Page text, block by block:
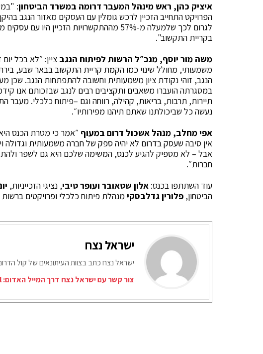
איציק כהן, ראש מינהל המעבר דרומה במשרד הביטחון:
לגרום לכך שלמעלה מ-57% מההתקשרויות הזכיין
בקריית התקשוב".
משה מור יוסף, מנכ״ל הרשות לפיתוח הנגב ציין: ״לא בכל
משמעותי, מחולל שינוי כמו הקמת קריית התקשוב בבאר שבע,
במסגרתה הועברו משאבים ותקציבים רבים לנגב שבזכותם אנו
תיירות, תרבות, בריאות, קהילה, רווחה וגם –פיתוח כלכלי. מעבר
נעשה כל שביכולתנו שאתם תיהנו מפירותיו״.
אפי מחלב, מנהל אשכול דרום במעוף ״אמר כי מטרת הכנס
אין סיבה שעסק בדרום לא יהיה ספק של חברה משמעותית וגדולה
אבל – לא מספיק להגיע לכנס, המשימה שלכם היא גם לשפר
חברות״.
עוד השתתפו בכנס: אלון שטאובר ועופר טיבי, נציגי הזכייניות,
הביטחון, פלורין גדלבסקי מנהלת פיתוח כלכלי ופרויקטים ברשות
ישראל נצח
ישראל נצח כתב בצוות העיתונאים של קול
צור קשר עם ישראל נצח דרך המייל האדום: